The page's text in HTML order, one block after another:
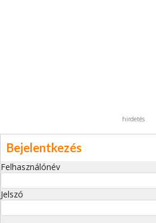
hirdetés
Bejelentkezés
Felhasználónév
Jelszó